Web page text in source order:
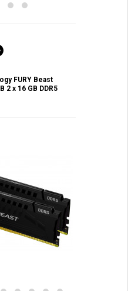
FURY Beast
2 x 16 GB DDR5